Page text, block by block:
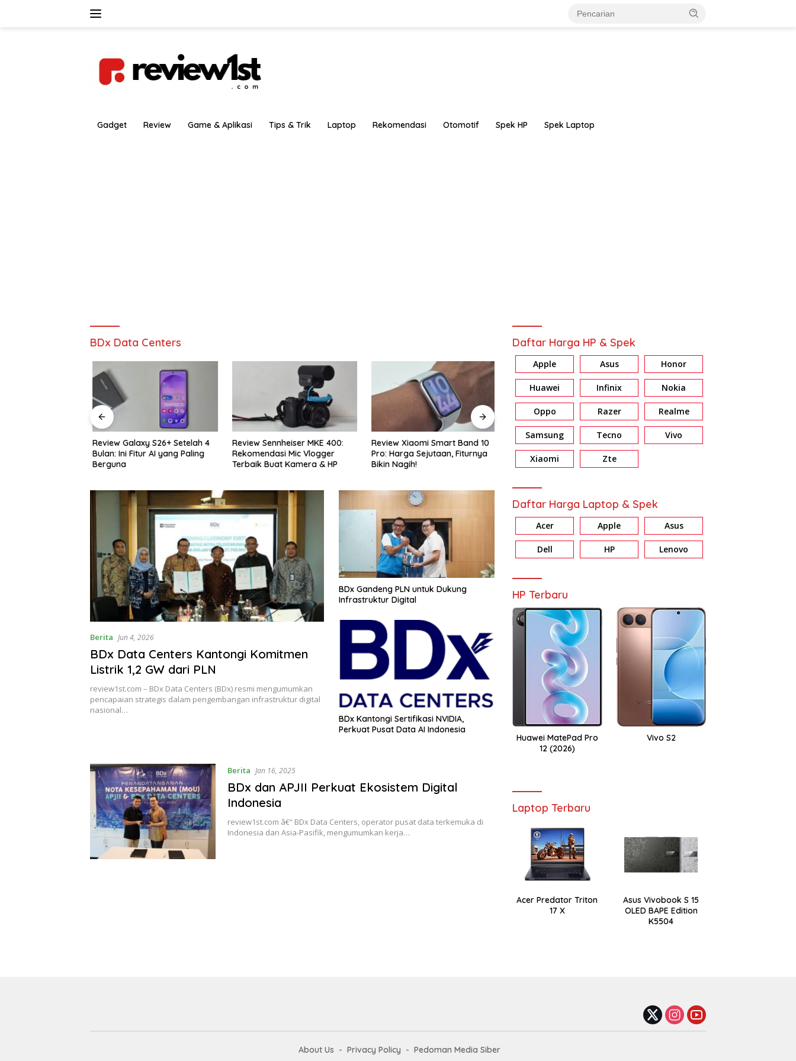
Gadget Review Game & Aplikasi Tips & Trik Laptop Rekomendasi Otomotif Spek HP Spek Laptop
BDx Data Centers
Review Galaxy S26+ Setelah 4
Bulan: Ini Fitur AI yang Paling
Berguna
Review Sennheiser MKE 400:
Rekomendasi Mic Vlogger
Terbaik Buat Kamera & HP
Review Xiaomi Smart Band 10
Pro: Harga Sejutaan, Fiturnya
Bikin Nagih!
Review HONOR X7d: Baterai &
Memori Jumbo, Harga Masuk
Review Galaxy A37 5G:
Berita Jun 4, 2026
BDx Data Centers Kantongi Komitmen
Listrik 1,2 GW dari PLN
review1st.com – BDx Data Centers (BDx) resmi mengumumkan
pencapaian strategis dalam pengembangan infrastruktur digital
nasional…
BDx Gandeng PLN untuk Dukung
Infrastruktur Digital
BDx Kantongi Sertifikasi NVIDIA,
Perkuat Pusat Data AI Indonesia
Berita Jan 16, 2025
BDx dan APJII Perkuat Ekosistem Digital
Indonesia
review1st.com â€“ BDx Data Centers, operator pusat data terkemuka di
Indonesia dan Asia-Pasifik, mengumumkan kerja…
Daftar Harga HP & Spek
Apple Asus Honor
Huawei Infinix Nokia
Oppo Razer Realme
Samsung Tecno Vivo
Xiaomi Zte
Daftar Harga Laptop & Spek
Acer Apple Asus
Dell HP Lenovo
HP Terbaru
Huawei MatePad Pro
12 (2026)
Vivo S2
Laptop Terbaru
Acer Predator Triton
17 X
Asus Vivobook S 15
OLED BAPE Edition
K5504
About Us Privacy Policy
Pedoman Media Siber